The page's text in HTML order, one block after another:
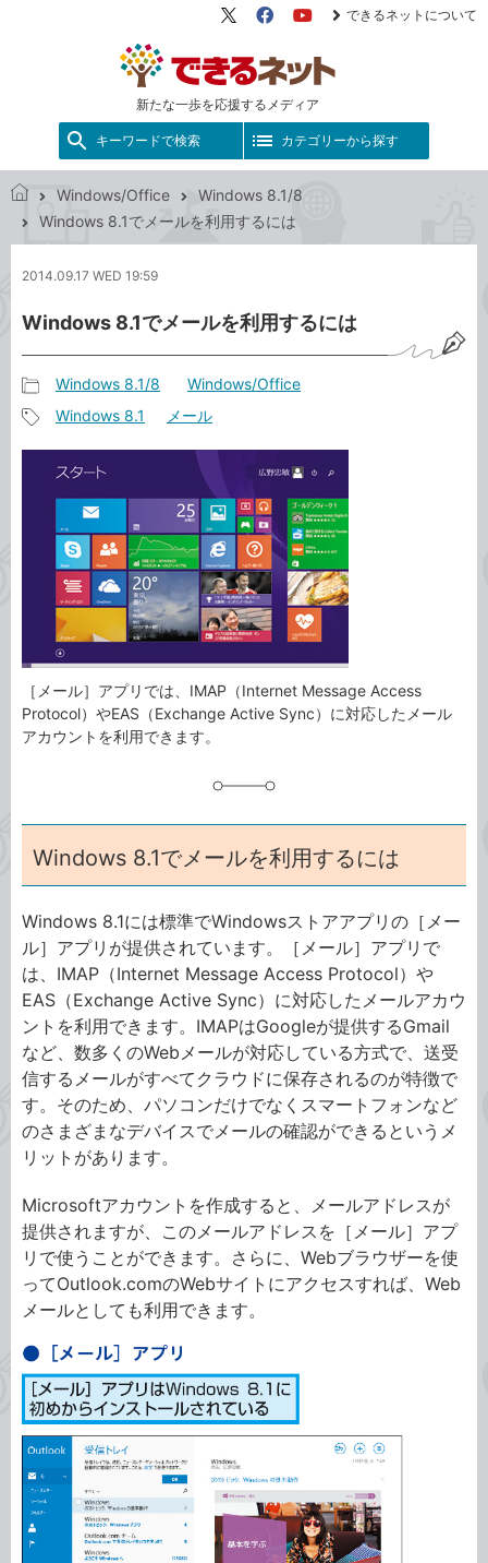
新たな一歩を応援するメディア
X（旧
FacebookYouTube
できるネットについて
キーワードで検索 カテゴリーから探す
で
ネ
ト
Windows/Office
Windows 8.1/8
Windows 8.1でメールを利用するには
2014.09.17 WED 19:59
Windows 8.1でメールを利用するには
事
カ
テ
リ
Windows 8.1/8 Windows/Office
Windows 8.1 メール
［メール］アプリでは、IMAP（Internet Message Access
Protocol）やEAS（Exchange Active Sync）に対応したメール
アカウントを利用できます。
Windows 8.1でメールを利用するには
Windows 8.1には標準でWindowsストアアプリの［メー
ル］アプリが提供されています。［メール］アプリで
は、IMAP（Internet Message Access Protocol）や
EAS（Exchange Active Sync）に対応したメールアカウ
ントを利用できます。IMAPはGoogleが提供するGmail
など、数多くのWebメールが対応している方式で、送受
信するメールがすべてクラウドに保存されるのが特徴で
す。そのため、パソコンだけでなくスマートフォンなど
のさまざまなデバイスでメールの確認ができるというメ
リットがあります。
Microsoftアカウントを作成すると、メールアドレスが
提供されますが、このメールアドレスを［メール］アプ
リで使うことができます。さらに、Webブラウザーを使
ってOutlook.comのWebサイトにアクセスすれば、Web
メールとしても利用できます。